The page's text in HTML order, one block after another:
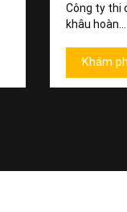
Công ty thi
khâu hoàn...
Khám